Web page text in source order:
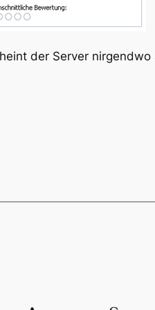
der Server nirgendwo